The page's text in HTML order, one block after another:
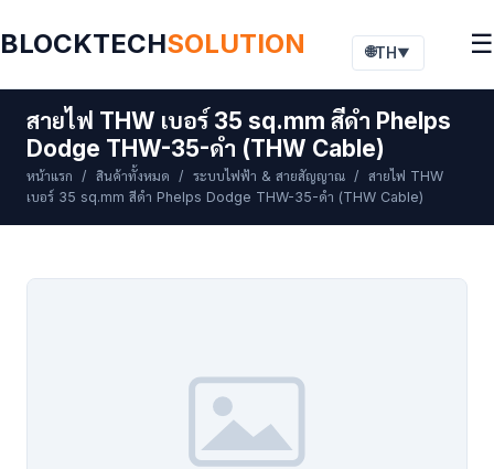
BLOCKTECHSOLUTION 🌐TH ▼ ☰
สายไฟ THW เบอร์ 35 sq.mm สีดำ Phelps
Dodge THW-35-ดำ (THW Cable)
หน้าแรก / สินค้าทั้งหมด / ระบบไฟฟ้า & สายสัญญาณ / สายไฟ THW
เบอร์ 35 sq.mm สีดำ Phelps Dodge THW-35-ดำ (THW Cable)